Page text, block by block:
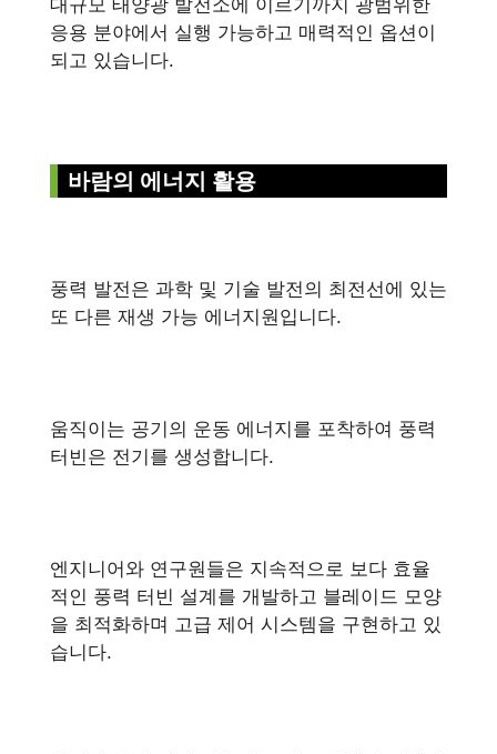
대규모 태양광 발전소에 이르기까지 광범위한
응용 분야에서 실행 가능하고 매력적인 옵션이
되고 있습니다.
바람의 에너지 활용
풍력 발전은 과학 및 기술 발전의 최전선에 있는
또 다른 재생 가능 에너지원입니다.
움직이는 공기의 운동 에너지를 포착하여 풍력
터빈은 전기를 생성합니다.
엔지니어와 연구원들은 지속적으로 보다 효율
적인 풍력 터빈 설계를 개발하고 블레이드 모양
을 최적화하며 고급 제어 시스템을 구현하고 있
습니다.